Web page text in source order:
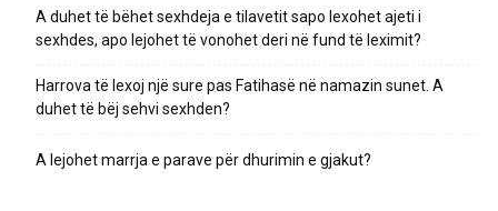
A duhet të bëhet sexhdeja e tilavetit sapo lexohet ajeti i
sexhdes, apo lejohet të vonohet deri në fund të leximit?
Harrova të lexoj një sure pas Fatihasë në namazin sunet. A
duhet të bëj sehvi sexhden?
A lejohet marrja e parave për dhurimin e gjakut?